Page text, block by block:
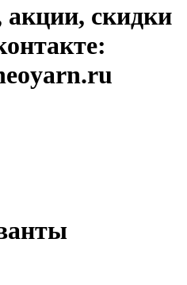
акции, скидки